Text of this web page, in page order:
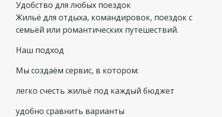
Удобство для любых поездок
Жильё для отдыха, командировок, поездок с
семьёй или романтических путешествий.
Наш подход
Мы создаём сервис, в котором:
легко счесть жильё под каждый бюджет
удобно сравнить варианты